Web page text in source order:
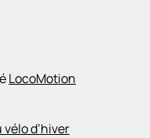
LocoMotion
d’hiver